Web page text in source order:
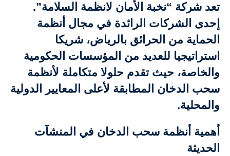
تعد شركة “نخبة الأمان لانظمة السلامة”.
إحدى الشركات الرائدة في مجال أنظمة
الحماية من الحرائق بالرياض، شريكا
استراتيجيا للعديد من المؤسسات الحكومية
والخاصة، حيث تقدم حلولا متكاملة لأنظمة
سحب الدخان المطابقة لأعلى المعايير الدولية
والمحلية.
أهمية أنظمة سحب الدخان في المنشآت
الحديثة